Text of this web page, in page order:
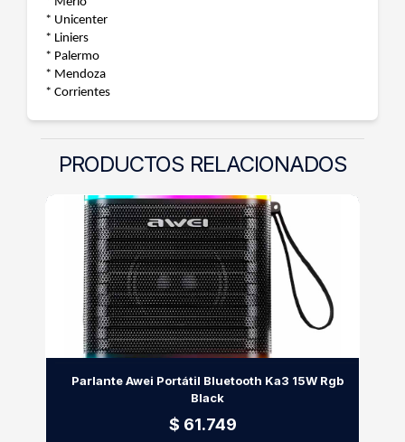
* Unicenter
* Liniers
* Palermo
* Mendoza
* Corrientes
PRODUCTOS RELACIONADOS
Parlante Awei Portátil Bluetooth Ka3 15W Rgb
Black
$ 61.749